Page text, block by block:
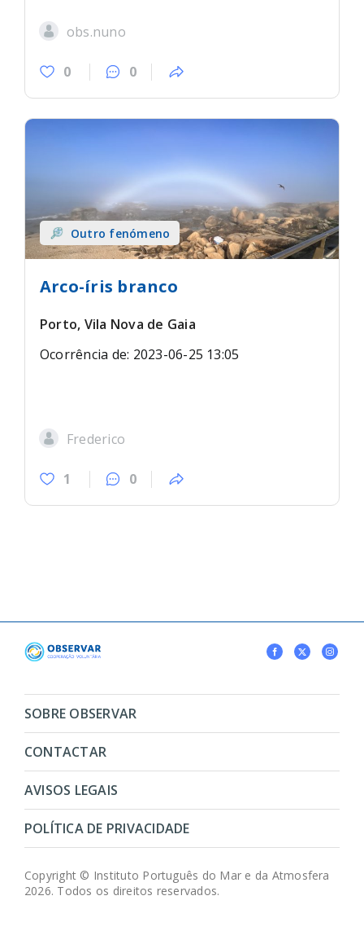
obs.nuno
0 0
Outro fenómeno
Arco-íris branco
Porto, Vila Nova de Gaia
Ocorrência de: 2023-06-25 13:05
Frederico
1 0
SOBRE OBSERVAR
CONTACTAR
AVISOS LEGAIS
POLÍTICA DE PRIVACIDADE
Copyright © Instituto Português do Mar e da Atmosfera
2026. Todos os direitos reservados.